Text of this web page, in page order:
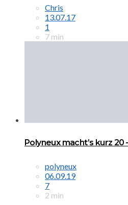
Chris
13.07.17
1
7 min
Polyneux macht’s kurz
polyneux
06.09.19
7
2 min